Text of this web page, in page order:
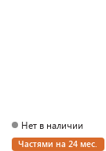
Нет в наличии
Частями на 24 мес.